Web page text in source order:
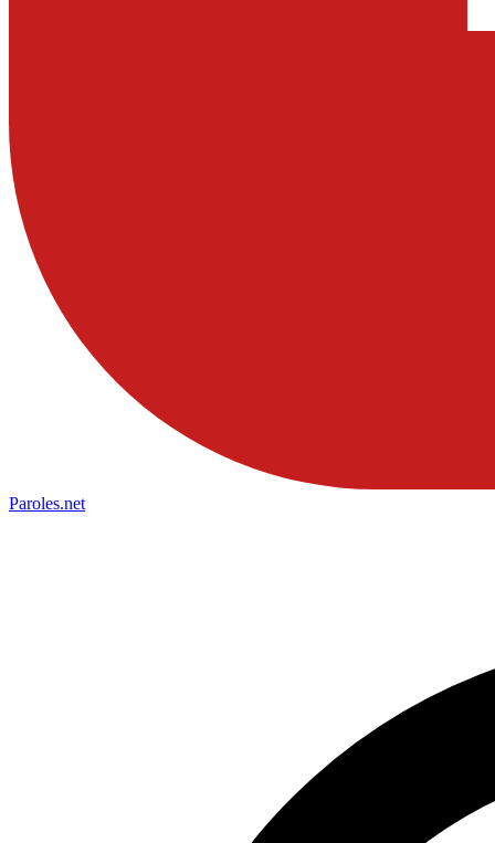
Paroles.net